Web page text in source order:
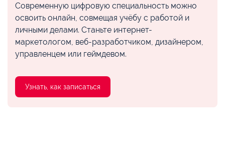
Современную цифровую специальность можно
освоить онлайн, совмещая учёбу с работой и
личными делами. Станьте интернет-
маркетологом, веб-разработчиком, дизайнером,
управленцем или геймдевом.
Узнать, как записаться